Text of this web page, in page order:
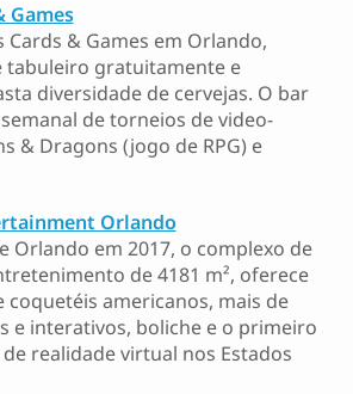
Games
Cards & Games em Orlando,
tabuleiro gratuitamente e
diversidade de cervejas. O bar
de torneios de video-
& Dragons (jogo de RPG) e
Orlando
Orlando em 2017, o complexo de
de 4181 m², oferece
coquetéis americanos, mais de
e interativos, boliche e o primeiro
realidade virtual nos Estados